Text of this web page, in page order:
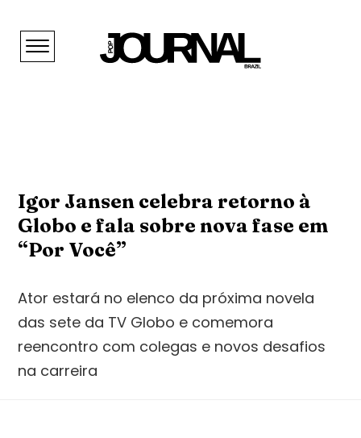
Igor Jansen celebra retorno à
Globo e fala sobre nova fase em
“Por Você”
Ator estará no elenco da próxima novela
das sete da TV Globo e comemora
reencontro com colegas e novos desafios
na carreira